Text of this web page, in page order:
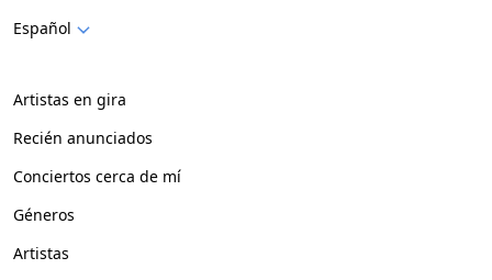
Español
Artistas en gira
Recién anunciados
Conciertos cerca de mí
Géneros
Artistas